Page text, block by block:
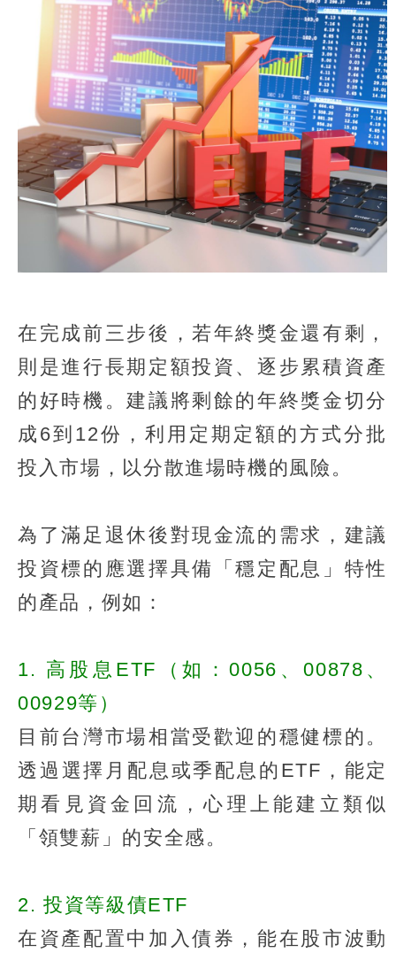
在完成前三步後，若年終獎金還有剩，
則是進行長期定額投資、逐步累積資產
的好時機。建議將剩餘的年終獎金切分
成6到12份，利用定期定額的方式分批
投入市場，以分散進場時機的風險。
為了滿足退休後對現金流的需求，建議
投資標的應選擇具備「穩定配息」特性
的產品，例如：
1. 高股息ETF（如：0056、00878、
00929等）
目前台灣市場相當受歡迎的穩健標的。
透過選擇月配息或季配息的ETF，能定
期看見資金回流，心理上能建立類似
「領雙薪」的安全感。
2. 投資等級債ETF
在資產配置中加入債券，能在股市波動